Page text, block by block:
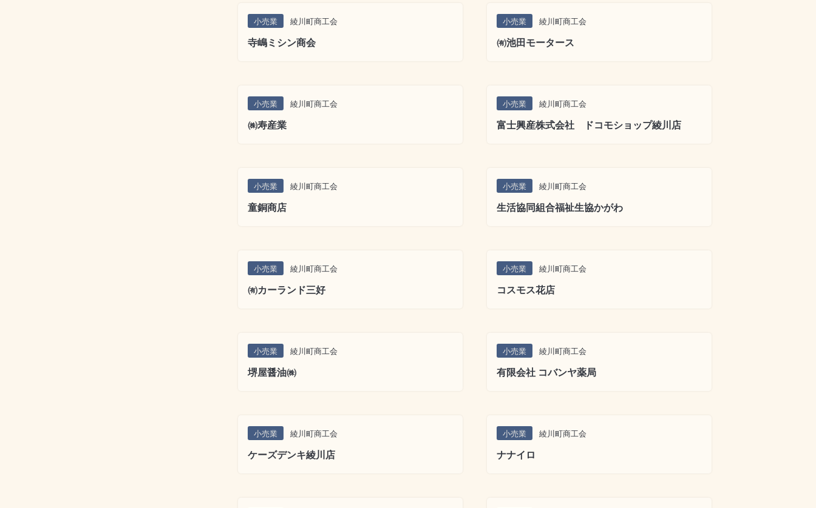
小売業 綾川町商工会
寺嶋ミシン商会
小売業 綾川町商工会
㈲池田モータース
小売業 綾川町商工会
㈱寿産業
小売業 綾川町商工会
富士興産株式会社 ドコモショップ綾川店
小売業 綾川町商工会
童銅商店
小売業 綾川町商工会
生活協同組合福祉生協かがわ
小売業 綾川町商工会
㈲カーランド三好
小売業 綾川町商工会
コスモス花店
小売業 綾川町商工会
堺屋醤油㈱
小売業 綾川町商工会
有限会社 コバンヤ薬局
小売業 綾川町商工会
ケーズデンキ綾川店
小売業 綾川町商工会
ナナイロ